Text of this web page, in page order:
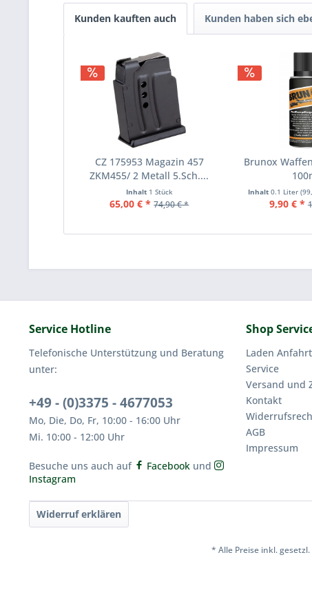
Kunden kauften auch Kunden haben sich
CZ 175953 Magazin 457
ZKM455/ 2 Metall 5.Sch....
Inhalt 1 Stück
65,00 € * 74,90 € *
Brunox
Inhalt0.1 Liter
9,90 € *
Service Hotline
Telefonische Unterstützung und Beratung
unter:
+49 - (0)3375 - 4677053
Mo, Die, Do, Fr, 10:00 - 16:00 Uhr
Mi. 10:00 - 12:00 Uhr
Besuche uns auch auf Facebook und
Instagram
Shop
Laden
Service
Versand und
Kontakt
AGB
Impressum
Widerruf erklären
* Alle Preise inkl.